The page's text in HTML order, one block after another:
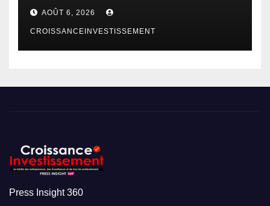
AOÛT 6, 2026
CROISSANCEINVESTISSEMENT
Press Insight 360